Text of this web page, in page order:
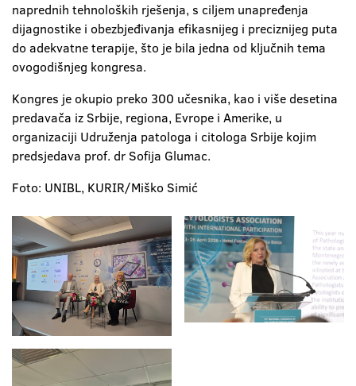
naprednih tehnoloških rješenja, s ciljem unapređenja
dijagnostike i obezbjeđivanja efikasnijeg i preciznijeg puta
do adekvatne terapije, što je bila jedna od ključnih tema
ovogodišnjeg kongresa.
Kongres je okupio preko 300 učesnika, kao i više desetina
predavača iz Srbije, regiona, Evrope i Amerike, u
organizaciji Udruženja patologa i citologa Srbije kojim
predsjedava prof. dr Sofija Glumac.
Foto: UNIBL, KURIR/Miško Simić